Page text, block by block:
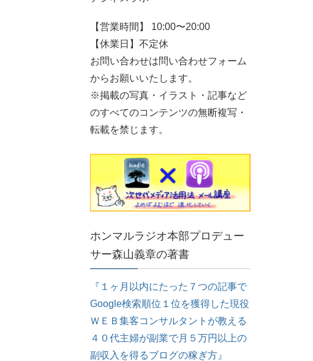
【営業時間】 10:00〜20:00
【休業日】不定休
お問い合わせは問い合わせフォーム
からお願いいたします。
※掲載の写真・イラスト・記事など
のすべてのコンテンツの無断複写・
転載を禁じます。
ホンマルラジオ本部プロデュー
サー森山義章の著書
『１ヶ月以内にたった７つの記事で
Google検索順位１位を獲得した現役
ＷＥＢ集客コンサルタントが教える
４０代主婦が副業で月５万円以上の
副収入を得るブログの稼ぎ方』